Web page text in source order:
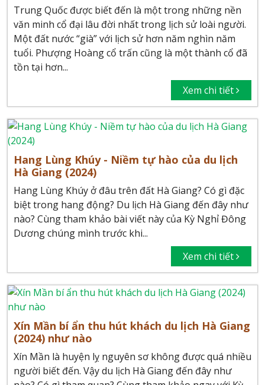
Trung Quốc được biết đến là một trong những nền
văn minh cổ đại lâu đời nhất trong lịch sử loài người.
Một đất nước “già” với lịch sử hơn năm nghìn năm
tuổi. Phượng Hoàng cổ trấn cũng là một thành cổ đã
tồn tại hơn...
Xem chi tiết
Hang Lùng Khúy - Niềm tự hào của du lịch
Hà Giang (2024)
Hang Lùng Khúy ở đâu trên đất Hà Giang? Có gì đặc
biệt trong hang động? Du lịch Hà Giang đến đây như
nào? Cùng tham khảo bài viết này của Kỳ Nghỉ Đông
Dương chúng mình trước khi...
Xem chi tiết
Xín Mần bí ẩn thu hút khách du lịch Hà Giang
(2024) như nào
Xín Mần là huyện lỵ nguyên sơ không được quá nhiều
người biết đến. Vậy du lịch Hà Giang đến đây như